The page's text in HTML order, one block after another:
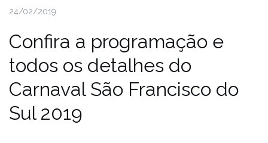
24/02/2019
Confira a programação e
todos os detalhes do
Carnaval São Francisco do
Sul 2019